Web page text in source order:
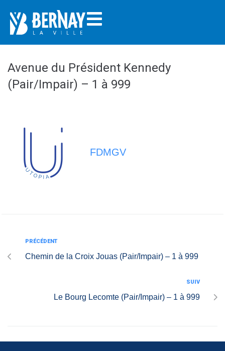
Avenue du Président Kennedy
(Pair/Impair) – 1 à 999
FDMGV
PRÉCÉDENT
Chemin de la Croix Jouas (Pair/Impair) – 1 à 999
SUIV
Le Bourg Lecomte (Pair/Impair) – 1 à 999